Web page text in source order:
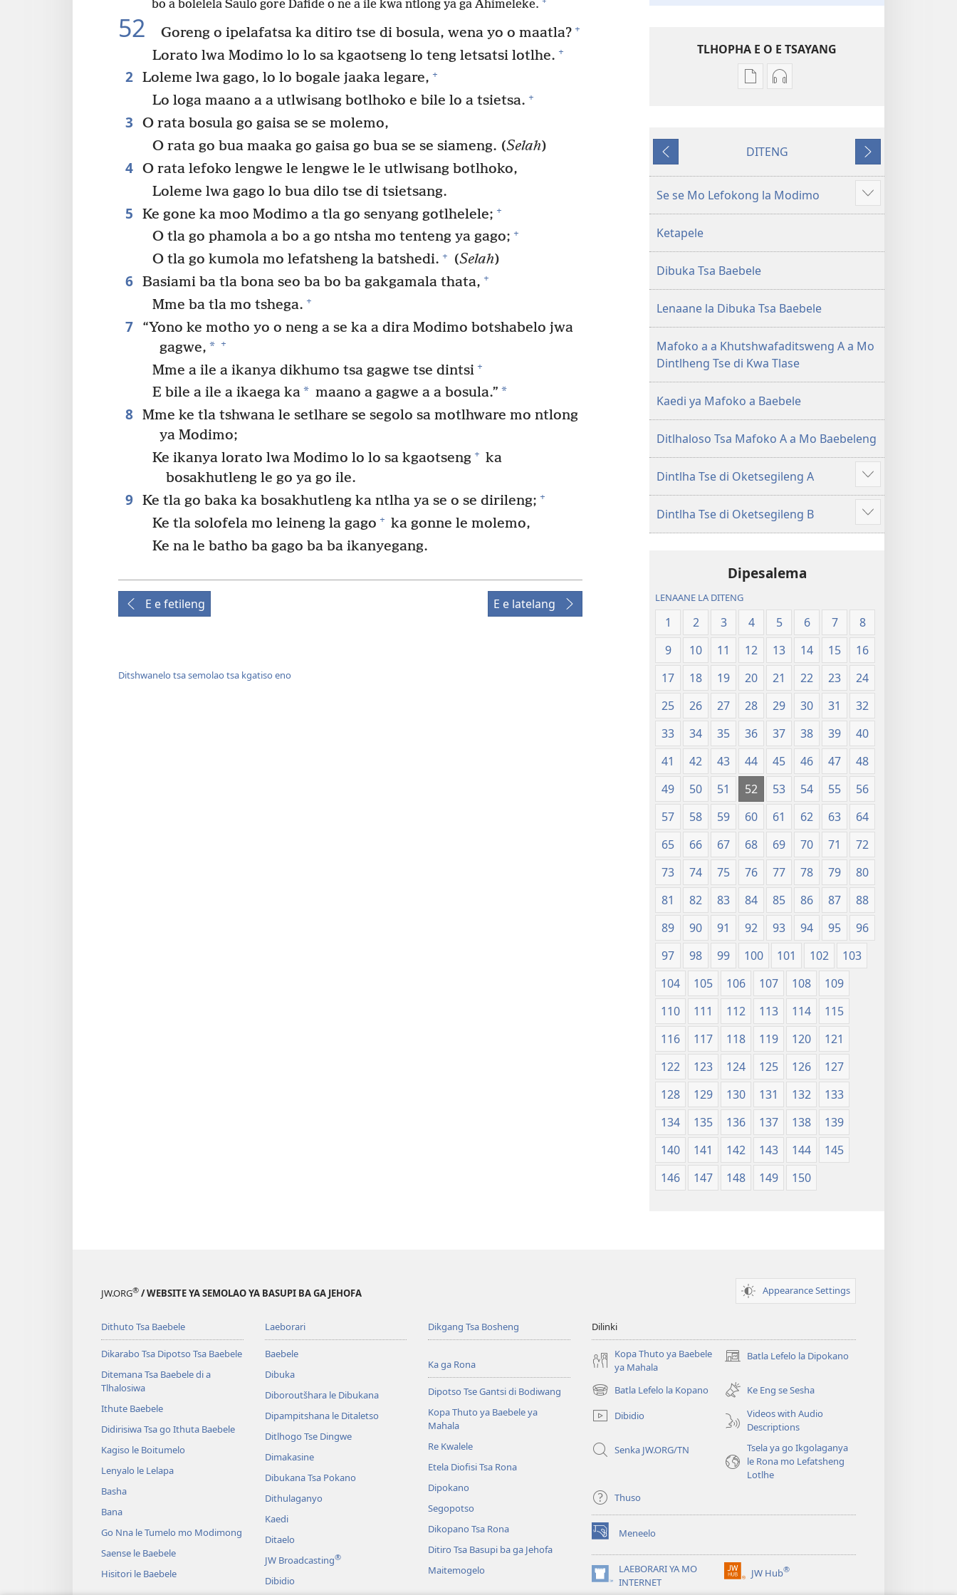
bo a bolelela Saulo gore Dafide o ne a ile kwa ntlong ya ga Ahimeleke.
52 Goreng o ipelafatsa ka ditiro tse di bosula, wena yo o maatla? +
Lorato lwa Modimo lo lo sa kgaotseng lo teng letsatsi lotlhe. +
2 Loleme lwa gago, lo lo bogale jaaka legare, +
Lo loga maano a a utlwisang botlhoko e bile lo a tsietsa. +
3
O rata bosula go gaisa se se molemo,
O rata go bua maaka go gaisa go bua se se siameng. (Selah)
4 O rata lefoko lengwe le lengwe le le utlwisang botlhoko,
Loleme lwa gago lo bua dilo tse di tsietsang.
5 Ke gone ka moo Modimo a tla go senyang gotlhelele; +
O tla go phamola a bo a go ntsha mo tenteng ya gago; +
O tla go kumola mo lefatsheng la batshedi. + (Selah)
6 Basiami ba tla bona seo ba bo ba gakgamala thata, +
Mme ba tla mo tshega. +
7
“Yono ke motho yo o neng a se ka a dira Modimo botshabelo jwa
gagwe, * +
Mme a ile a ikanya dikhumo tsa gagwe tse dintsi +
E bile a ile a ikaega ka* maano a gagwe a a bosula.” *
8 Mme ke tla tshwana le setlhare se segolo sa motlhware mo ntlong
ya Modimo;
Ke ikanya lorato lwa Modimo lo lo sa kgaotseng + ka
bosakhutleng le go ya go ile.
9 Ke tla go baka ka bosakhutleng ka ntlha ya se o se dirileng; +
Ke tla solofela mo leineng la gago + ka gonne le molemo,
Ke na le batho ba gago ba ba ikanyegang.
E e fetileng E e latelang
Ditshwanelo tsa semolao tsa kgatiso eno
TLHOPHA E O E TSAYANG
Ditsela
dikgatiso
ileketeroniki
Baebele
ya
Lefatshe
le
Lesha
(E
Tlhabolotswe
ka
Ditsela
dikgatiso
di
rekotilweng
Thanolo
Lefatshe
le
Lesha
(E
Tlhabolotswe
e
fetileng
DITENG
e
latelang
Se se Mo Lefokong la Modimo
Show
more
Ketapele
Dibuka Tsa Baebele
Lenaane la Dibuka Tsa Baebele
Mafoko a a Khutshwafaditsweng A a Mo
Dintlheng Tse di Kwa Tlase
Kaedi ya Mafoko a Baebele
Ditlhaloso Tsa Mafoko A a Mo Baebeleng
Dintlha Tse di Oketsegileng A
Show
more
Dintlha Tse di Oketsegileng B
Show
more
Dipesalema
LENAANE LA DITENG
1 2 3 4 5 6 7
8
9
10 11 12 13 14 15
16
17
18 19 20 21 22 23
24
25
26 27 28 29 30 31
32
33
34 35 36 37 38 39
40
41
42 43 44 45 46 47
48
49
50 51 52 53 54 55
56
57
58 59 60 61 62 63
64
65
66 67 68 69 70 71
72
73
74 75 76 77 78 79
80
81
82 83 84 85 86 87
88
89
90 91 92 93 94 95
96
97
98 99 100 101 102
103
104
105 106 107 108
109
110
111 112 113 114
115
116
117 118 119 120
121
122
123 124 125 126
127
128
129 130 131 132
133
134
135 136 137 138
139
140
141 142 143 144
145
146
147 148 149 150
JW.ORG® / WEBSITE YA SEMOLAO YA BASUPI BA GA JEHOFA Appearance Settings
Dithuto Tsa Baebele
Dikarabo Tsa Dipotso Tsa Baebele
Ditemana Tsa Baebele di a
Tlhalosiwa
Ithute Baebele
Didirisiwa Tsa go Ithuta Baebele
Kagiso le Boitumelo
Lenyalo le Lelapa
Basha
Bana
Go Nna le Tumelo mo Modimong
Saense le Baebele
Hisitori le Baebele
Laeborari
Baebele
Dibuka
Diboroutšhara le Dibukana
Dipampitshana le Ditaletso
Ditlhogo Tse Dingwe
Dimakasine
Dibukana Tsa Pokano
Dithulaganyo
Kaedi
Ditaelo
JW Broadcasting®
Dibidio
Dikgang Tsa Bosheng
Ka ga Rona
Dipotso Tse Gantsi di Bodiwang
Kopa Thuto ya Baebele ya
Mahala
Re Kwalele
Etela Diofisi Tsa Rona
Dipokano
Segopotso
Dikopano Tsa Rona
Ditiro Tsa Basupi ba ga Jehofa
Maitemogelo
Dilinki
Kopa Thuto ya Baebele
ya Mahala
Batla Lefelo la Dipokano
(e
tsebe
nngwe)
Batla Lefelo la Kopano
(e
bula
tsebe
nngwe)
Ke Eng se Sesha
Dibidio
Videos with Audio
Descriptions
Senka JW.ORG/TN
Tsela ya go Ikgolaganya
le Rona mo Lefatsheng
Lotlhe
Thuso
Meneelo
(e
bula
tsebe
e
LAEBORARI YA MO
INTERNET
(e
JW Hub®
(e